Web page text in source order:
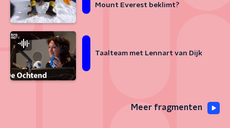
Mount Everest beklimt?
Taalteam met Lennart van Dijk
Meer fragmenten